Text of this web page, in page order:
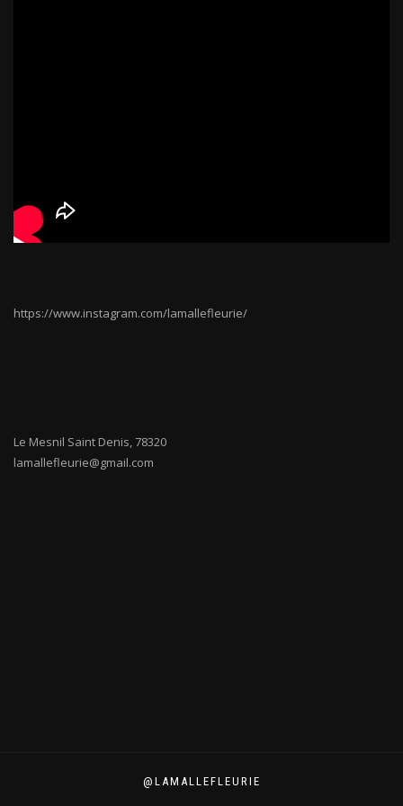
https://www.instagram.com/lamallefleurie/
Le Mesnil Saint Denis,78320
lamallefleurie@gmail.com
@LAMALLEFLEURIE